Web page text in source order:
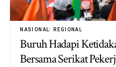
NASIONAL REGIONAL
Buruh Hadapi
Bersama Serikat